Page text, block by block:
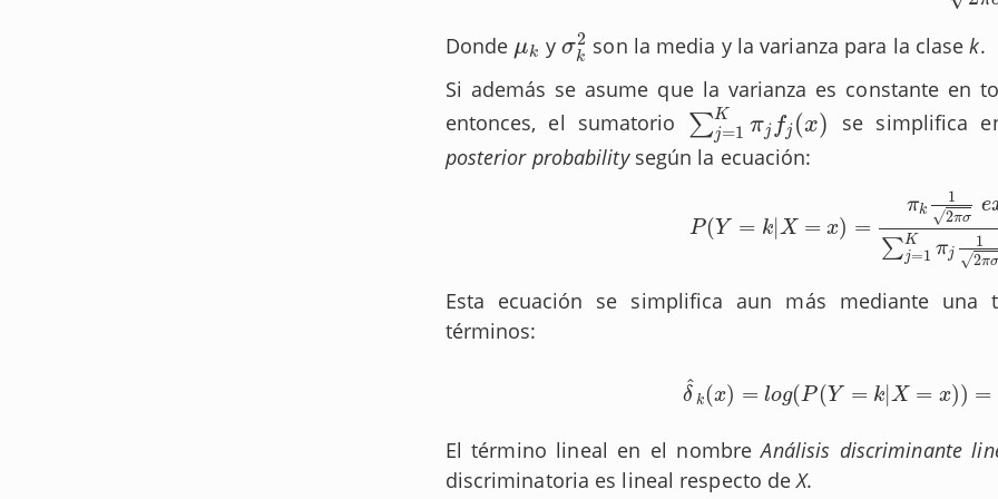
Donde μk
μk y σ2
k
σk2son la media y la varianza para la clasek.
Si además se asume que la varianza es constante en
entonces, el sumatorio ∑K
j=1 πj fj (x)
∑j =1 Kπjfj( x)
se simplifica
posterior probabilitysegún la ecuación:
P(Y = k|X = x) =
πk
1
2πσ
√
e
∑K
j=1 πj
1
2πσ
√
P(Y=k |X=x =π k12πσ ex p(−12σ2(x−μk)
Esta ecuación se simplifica aun más mediante una
términos:
δ
^
k (x) = log(P (Y = k|X = x)) =
δ^ k(x)=log(P(Y= k| X= x)) =xμkσ2 −μ
El término lineal en el nombreAnálisis discriminante
discriminatoria es lineal respecto deX.